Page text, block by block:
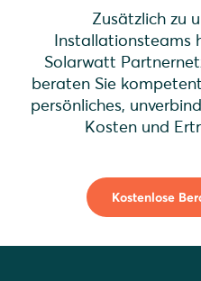
Zusätzlich zu
Installationsteams
Solarwatt
beraten Sie
persönliches,
Kosten und
Kostenlose